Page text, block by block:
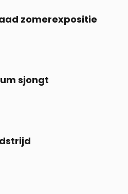
zomerexpositie
sjongt